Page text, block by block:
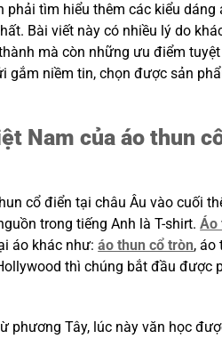
tìm hiểu thêm các kiểu dáng
Bài viết này có nhiều lý do
mà còn những ưu điểm
gắm niềm tin, chọn được sản
Nam của áo thun
cổ điển tại châu Âu vào cuối
trong tiếng Anh là T-shirt.Áo
áo khác như:áo thun cổ tròn, áo
thì chúng bắt đầu được
phương Tây, lúc này văn học